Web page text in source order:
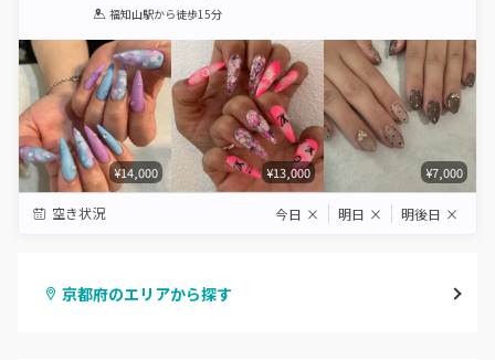
1 2 3 4 5
福知山駅から徒歩15分
¥14,000 ¥13,000 ¥7,000
空き状況 今日 × 明日 × 明後日 ×
京都府のエリアから探す